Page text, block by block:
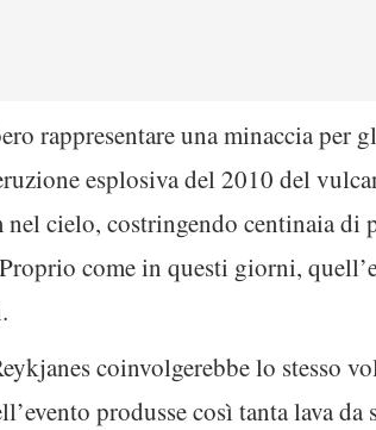
rappresentare una minaccia per
esplosiva del 2010 del
cielo, costringendo centinaia di
come in questi giorni,
coinvolgerebbe lo stesso
produsse così tanta lava da